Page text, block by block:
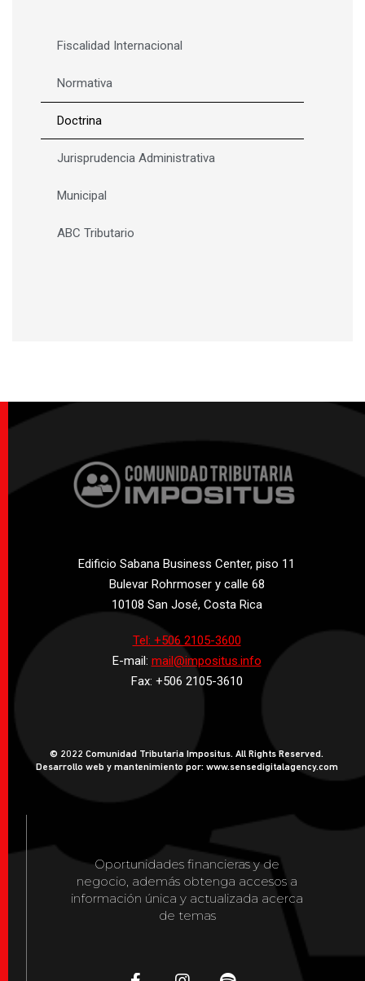
Fiscalidad Internacional
Normativa
Doctrina
Jurisprudencia Administrativa
Municipal
ABC Tributario
Edificio Sabana Business Center, piso 11
Bulevar Rohrmoser y calle 68
10108 San José, Costa Rica
Tel: +506 2105-3600
E-mail: mail@impositus.info
Fax: +506 2105-3610
© 2022 Comunidad Tributaria Impositus. All Rights Reserved.
Desarrollo web y mantenimiento por: www.sensedigitalagency.com
Oportunidades financieras y de
negocio, además obtenga accesos a
información única y actualizada acerca
de temas